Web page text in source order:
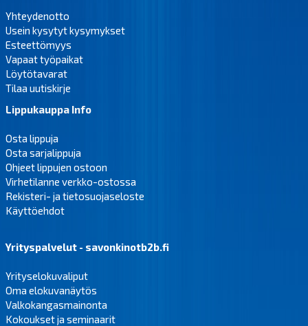
Yhteydenotto
Usein kysytyt kysymykset
Esteettömyys
Vapaat työpaikat
Löytötavarat
Tilaa uutiskirje
Lippukauppa Info
Osta lippuja
Osta sarjalippuja
Ohjeet lippujen ostoon
Virhetilanne verkko-ostossa
Rekisteri- ja tietosuojaseloste
Käyttöehdot
Yrityspalvelut - savonkinotb2b.fi
Yrityselokuvaliput
Oma elokuvanäytös
Valkokangasmainonta
Kokoukset ja seminaarit